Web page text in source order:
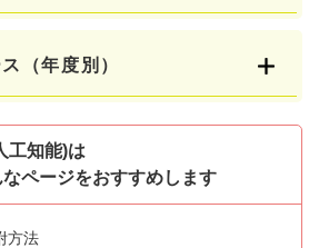
（年度別）
工知能)は
なページをおすすめします
方法